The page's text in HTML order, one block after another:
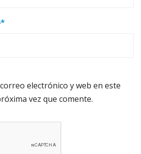
*
electrónico y web en este
vez que comente.